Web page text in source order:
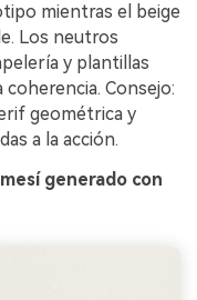
mientras el beige
Los neutros
y plantillas
coherencia. Consejo:
geométrica y
a la acción.
generado con